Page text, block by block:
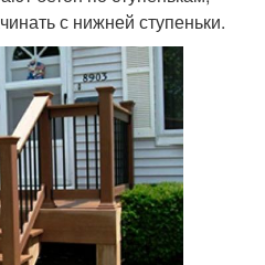
с нижней ступеньки.